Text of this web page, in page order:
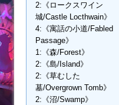
2:《ロークスワイン
城/Castle Locthwain》
4:《寓話の小道/Fabled
Passage》
1:《森/Forest》
2:《島/Island》
2:《草むした
墓/Overgrown Tomb》
2:《沼/Swamp》